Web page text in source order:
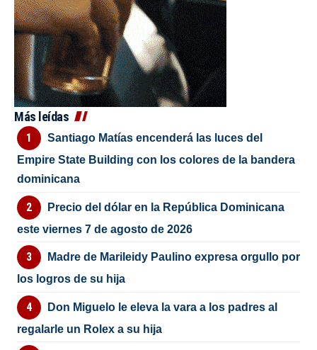
Más leídas
Santiago Matías encenderá las luces del
Empire State Building con los colores de la bandera
dominicana
Precio del dólar en la República Dominicana
este viernes 7 de agosto de 2026
Madre de Marileidy Paulino expresa orgullo por
los logros de su hija
Don Miguelo le eleva la vara a los padres al
regalarle un Rolex a su hija